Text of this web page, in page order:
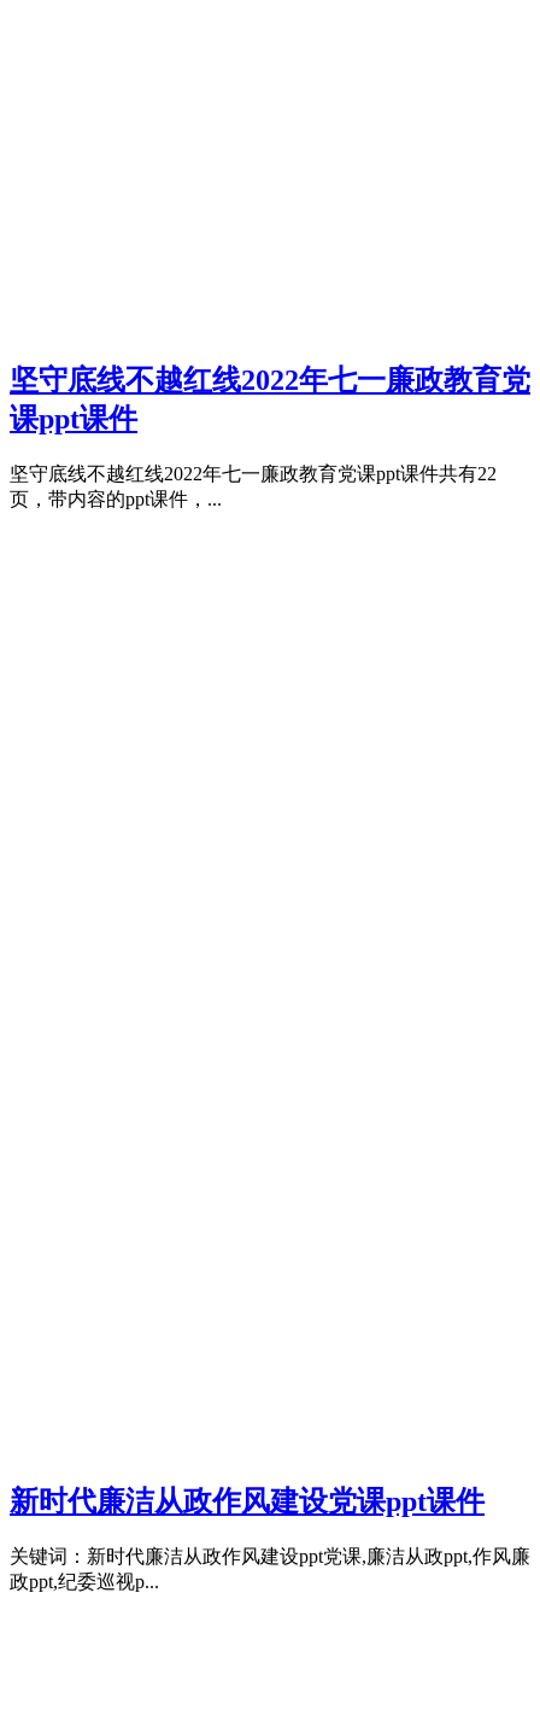
坚守底线不越红线2022年七一廉政教育党
课ppt课件
坚守底线不越红线2022年七一廉政教育党课ppt课件共有22
页，带内容的ppt课件，...
新时代廉洁从政作风建设党课ppt课件
关键词：新时代廉洁从政作风建设ppt党课,廉洁从政ppt,作风廉
政ppt,纪委巡视p...